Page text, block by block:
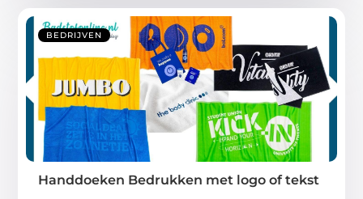
BEDRIJVEN
Handdoeken Bedrukken met logo of tekst